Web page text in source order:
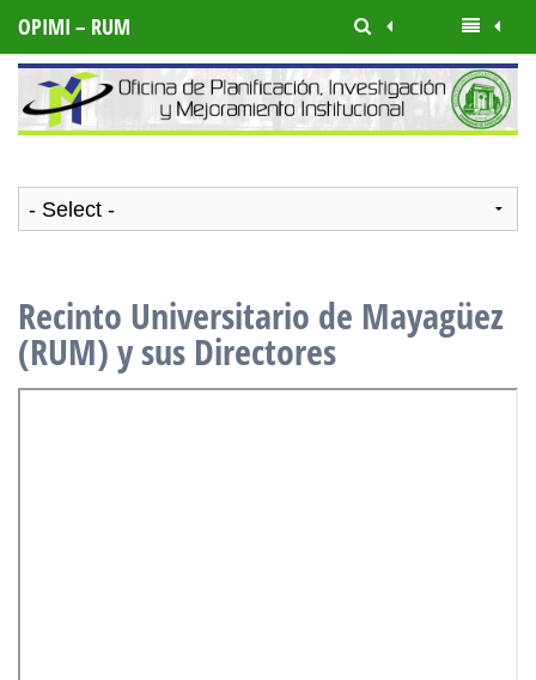
OPIMI – RUM
Recinto Universitario de Mayagüez
(RUM) y sus Directores